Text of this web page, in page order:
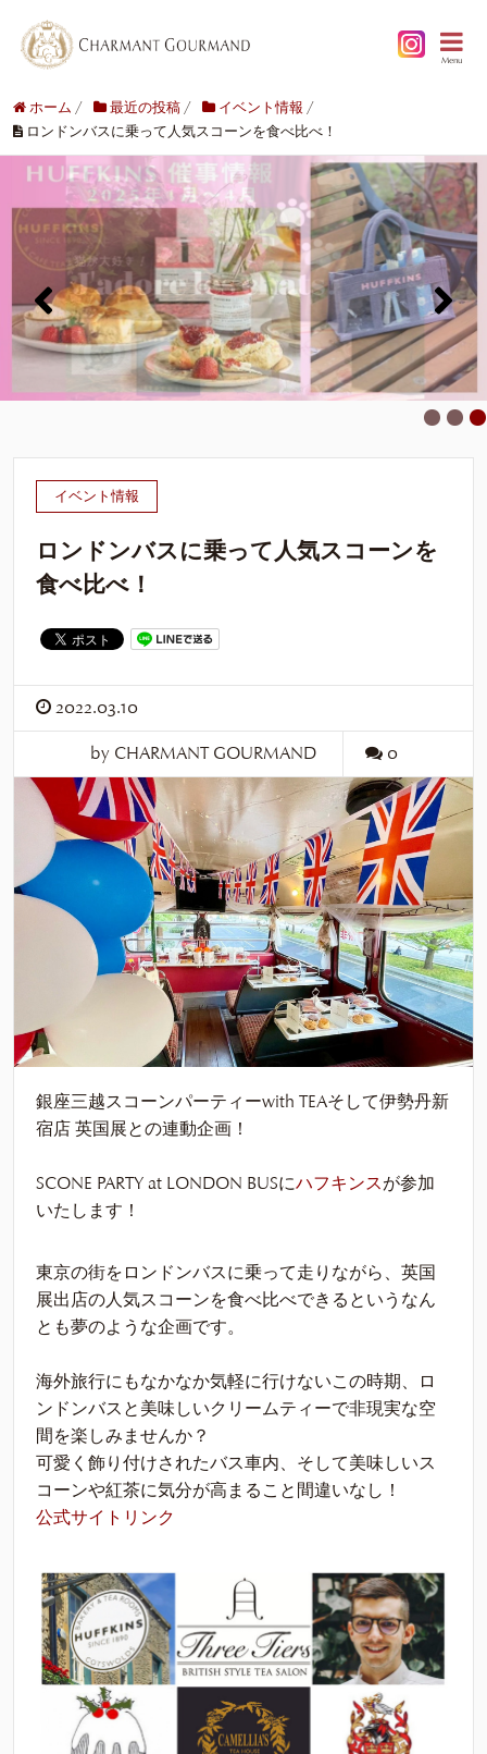
Menu
ホーム / 最近の投稿 / イベント情報 /
ロンドンバスに乗って人気スコーンを食べ比べ！
イベント情報
ロンドンバスに乗って人気スコーンを
食べ比べ！
2022.03.10
by CHARMANT GOURMAND 0
銀座三越スコーンパーティーwith TEAそして伊勢丹新
宿店 英国展との連動企画！
SCONE PARTY at LONDON BUSにハフキンスが参加
いたします！
東京の街をロンドンバスに乗って走りながら、英国
展出店の人気スコーンを食べ比べできるというなん
とも夢のような企画です。
海外旅行にもなかなか気軽に行けないこの時期、ロ
ンドンバスと美味しいクリームティーで非現実な空
間を楽しみませんか？
可愛く飾り付けされたバス車内、そして美味しいス
コーンや紅茶に気分が高まること間違いなし！
公式サイトリンク